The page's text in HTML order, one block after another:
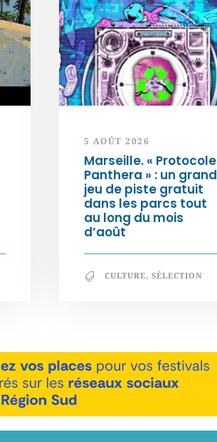
5 AOÛT 2026
Marseille. « Protocole
Panthera » : un grand
jeu de piste gratuit
dans les parcs tout
au long du mois
d’août
CULTURE, SÉLECTION